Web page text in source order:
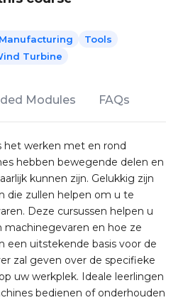
Tools
Turbine
Modules FAQs
het werken met en rond
hebben bewegende delen en
kunnen zijn. Gelukkig zijn
die zullen helpen om u te
Deze cursussen helpen u
en hoe ze
een uitstekende basis voor de
zal geven over de specifieke
uw werkplek. Ideale leerlingen
bedienen of onderhouden